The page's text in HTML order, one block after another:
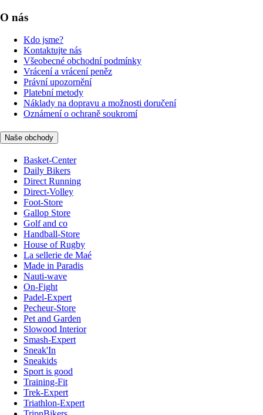
O nás
Kdo jsme?
Kontaktujte nás
Všeobecné obchodní podmínky
Vrácení a vrácení peněz
Právní upozornění
Platební metody
Náklady na dopravu a možnosti doručení
Oznámení o ochraně soukromí
Naše obchody
Basket-Center
Daily Bikers
Direct Running
Direct-Volley
Foot-Store
Gallop Store
Golf and co
Handball-Store
House of Rugby
La sellerie de Maé
Made in Paradis
Nauti-wave
On-Fight
Padel-Expert
Pecheur-Store
Pet and Garden
Slowood Interior
Smash-Expert
Sneak'In
Sneakids
Sport is good
Training-Fit
Trek-Expert
Triathlon-Expert